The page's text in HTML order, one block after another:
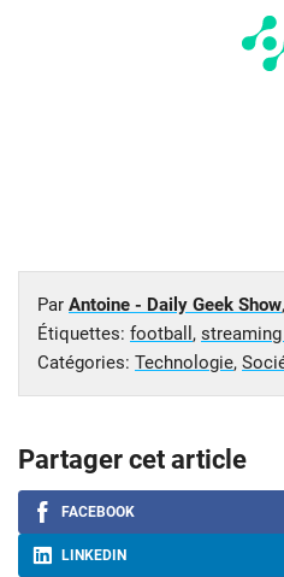
Par Antoine - Daily Geek Show
Étiquettes: football ,
Catégories: Technologie,
Partager cet article
FACEBOOK
LINKEDIN